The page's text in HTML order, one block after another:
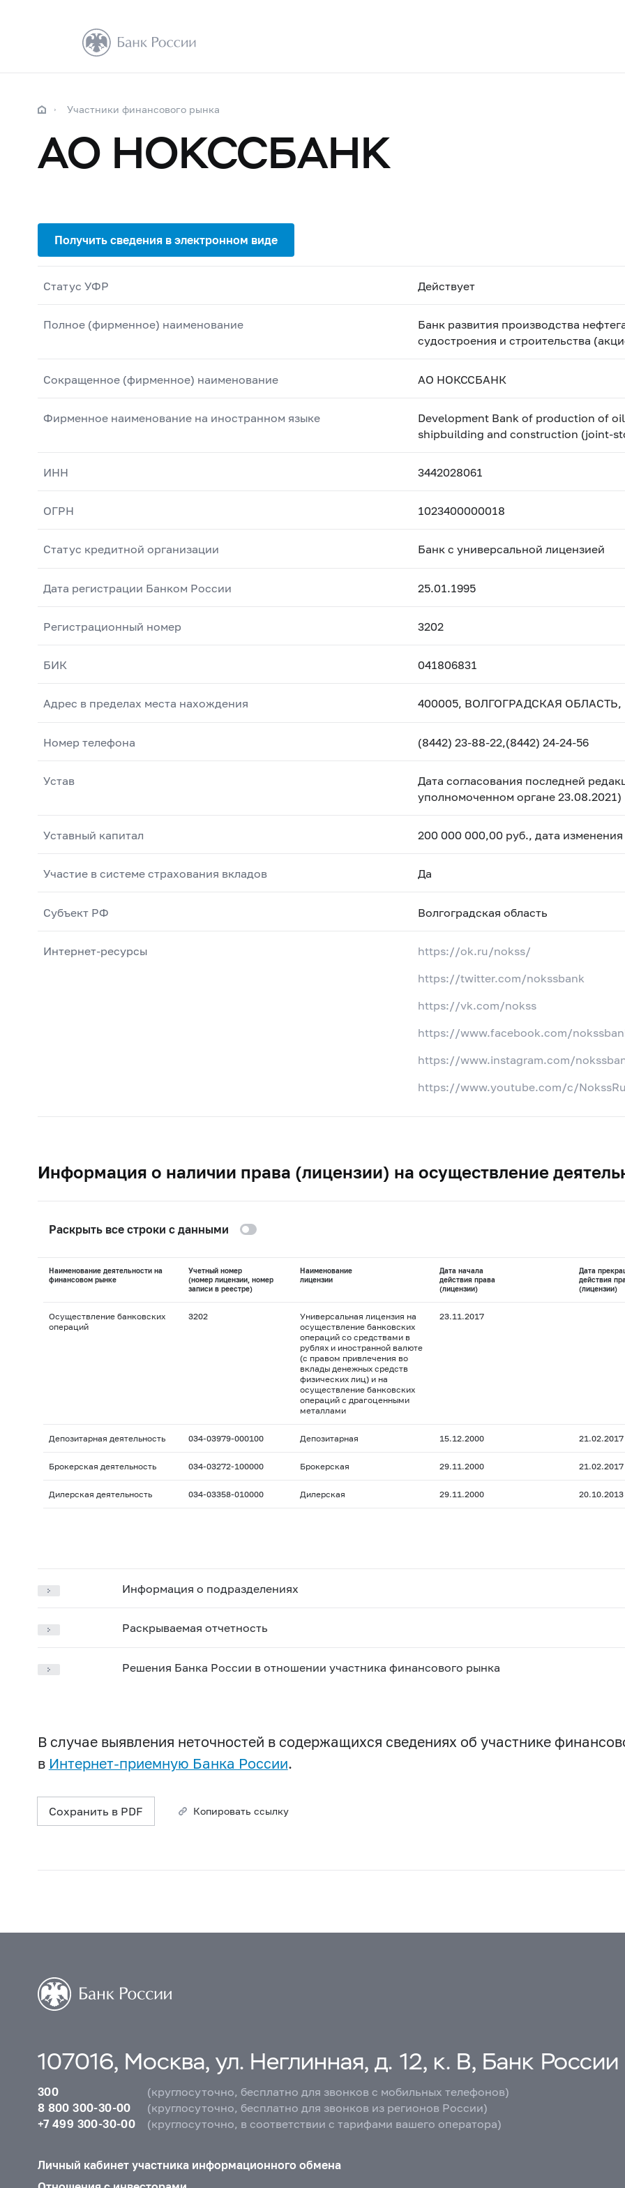
Участники финансового рынка
АО НОКССБАНК
Статус УФР Действует
Полное (фирменное) наименование
Банк развития производства
судостроения и строительства
Сокращенное (фирменное) наименование АО НОКССБАНК
Фирменное наименование на иностранном языке
Development Bank of production of
shipbuilding and construction (joint-
ИНН 3442028061
ОГРН 1023400000018
Статус кредитной организации Банк с универсальной лицензией
Дата регистрации Банком России 25.01.1995
Регистрационный номер 3202
БИК 041806831
Адрес в пределах места нахождения 400005, ВОЛГОГРАДСКАЯ
Номер телефона (8442) 23-88-22,(8442) 24-24-56
Устав
Дата согласования последней
уполномоченном органе 23.08.2021)
Уставный капитал 200 000 000,00 руб., дата
Участие в системе страхования вкладов Да
Субъект РФ Волгоградская область
Интернет-ресурсы https://ok.ru/nokss/
https://twitter.com/nokssbank
https://vk.com/nokss
https://www.facebook.com/
https://www.instagram.com/
https://www.youtube.com/c/NokssRu
Информация о наличии права (лицензии) на осуществление
Раскрыть все строки с данными
Наименование деятельности на
финансовом рынке
Учетный номер
(номер лицензии, номер
записи в реестре)
Наименование
лицензии
Дата начала
действия права
(лицензии)
Дата
действия
(лицензии)
Осуществление банковских
операций
3202
Универсальная лицензия на
осуществление банковских
операций со средствами в
рублях и иностранной валюте
(с правом привлечения во
вклады денежных средств
физических лиц) и на
осуществление банковских
операций с драгоценными
металлами
23.11.2017
Депозитарная деятельность 034-03979-000100 Депозитарная 15.12.2000 21.02.2017
Брокерская деятельность 034-03272-100000 Брокерская 29.11.2000 21.02.2017
Дилерская деятельность 034-03358-010000 Дилерская 29.11.2000 20.10.2013
Информация о подразделениях
Раскрываемая отчетность
Решения Банка России в отношении участника финансового рынка
В случае выявления неточностей в содержащихся сведениях об участнике
в Интернет-приемную Банка России.
Сохранить в PDF Копировать ссылку
107016, Москва, ул. Неглинная, д. 12, к. В, Банк России
300
(круглосуточно, бесплатно для звонков с мобильных телефонов)
8 800 300-30-00
(круглосуточно, бесплатно для звонков из регионов России)
+7 499 300-30-00
(круглосуточно, в соответствии с тарифами вашего оператора)
Личный кабинет участника информационного обмена